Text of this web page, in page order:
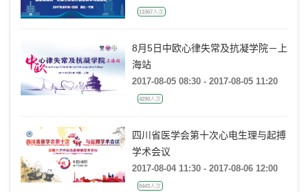
11067人次
8月5日中欧心律失常及抗凝学院－上
海站
2017-08-05 08:30 - 2017-08-05 11:20
4290人次
四川省医学会第十次心电生理与起搏
学术会议
2017-08-04 11:30 - 2017-08-06 12:00
8443人次